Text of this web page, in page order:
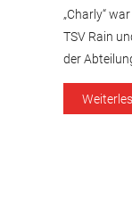
ESKA
Fahrschule Fränkel,
„Charly“
TSV Rain
der
Geschicke